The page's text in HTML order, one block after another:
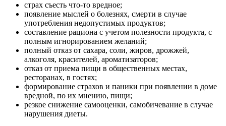
страх съесть что-то вредное;
появление мыслей о болезнях, смерти в случае
употребления недопустимых продуктов;
составление рациона с учетом полезности продукта, с
полным игнорированием желаний;
полный отказ от сахара, соли, жиров, дрожжей,
алкоголя, красителей, ароматизаторов;
отказ от приема пищи в общественных местах,
ресторанах, в гостях;
формирование страхов и паники при появлении в доме
вредной, по их мнению, пищи;
резкое снижение самооценки, самобичевание в случае
нарушения диеты.